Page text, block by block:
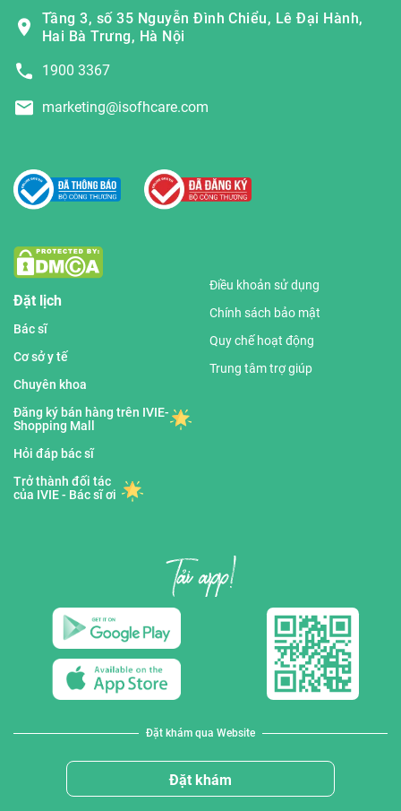
Tầng 3, số 35 Nguyễn Đình Chiểu, Lê Đại Hành,
Hai Bà Trưng, Hà Nội
1900 3367
marketing@isofhcare.com
Đặt lịch
Bác sĩ
Cơ sở y tế
Chuyên khoa
Đăng ký bán hàng trên IVIE-
Shopping Mall
Hỏi đáp bác sĩ
Trở thành đối tác
của IVIE - Bác sĩ ơi
Điều khoản sử dụng
Chính sách bảo mật
Quy chế hoạt động
Trung tâm trợ giúp
Đặt khám qua Website
Đặt khám